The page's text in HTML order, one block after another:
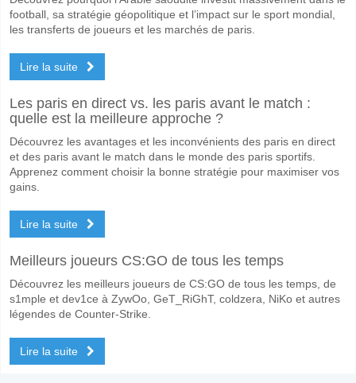
football, sa stratégie géopolitique et l’impact sur le sport mondial,
les transferts de joueurs et les marchés de paris.
Lire la suite
Les paris en direct vs. les paris avant le match :
quelle est la meilleure approche ?
Découvrez les avantages et les inconvénients des paris en direct
et des paris avant le match dans le monde des paris sportifs.
Apprenez comment choisir la bonne stratégie pour maximiser vos
gains.
Lire la suite
Meilleurs joueurs CS:GO de tous les temps
Découvrez les meilleurs joueurs de CS:GO de tous les temps, de
s1mple et dev1ce à ZywOo, GeT_RiGhT, coldzera, NiKo et autres
légendes de Counter-Strike.
Lire la suite